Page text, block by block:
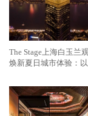
The Stage上海白玉兰
焕新夏日城市体验：以
城高空文旅标杆